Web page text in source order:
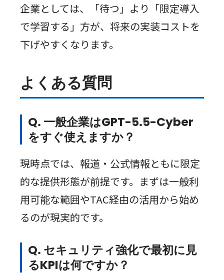
企業としては、「待つ」より「限定導入
で学習する」方が、将来の実装コストを
下げやすくなります。
よくある質問
Q. 一般企業はGPT-5.5-Cyber
をすぐ使えますか？
現時点では、報道・公式情報ともに限定
的な提供形態が前提です。まずは一般利
用可能な範囲やTAC経由の活用から始め
るのが現実的です。
Q. セキュリティ強化で最初に見
るKPIは何ですか？